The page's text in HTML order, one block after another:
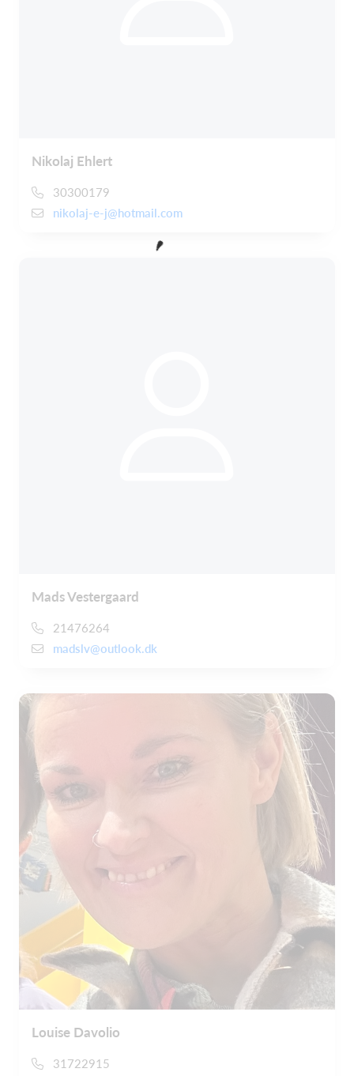
Nikolaj Ehlert
30300179
nikolaj-e-j@hotmail.com
Mads Vestergaard
21476264
madslv@outlook.dk
Louise Davolio
31722915